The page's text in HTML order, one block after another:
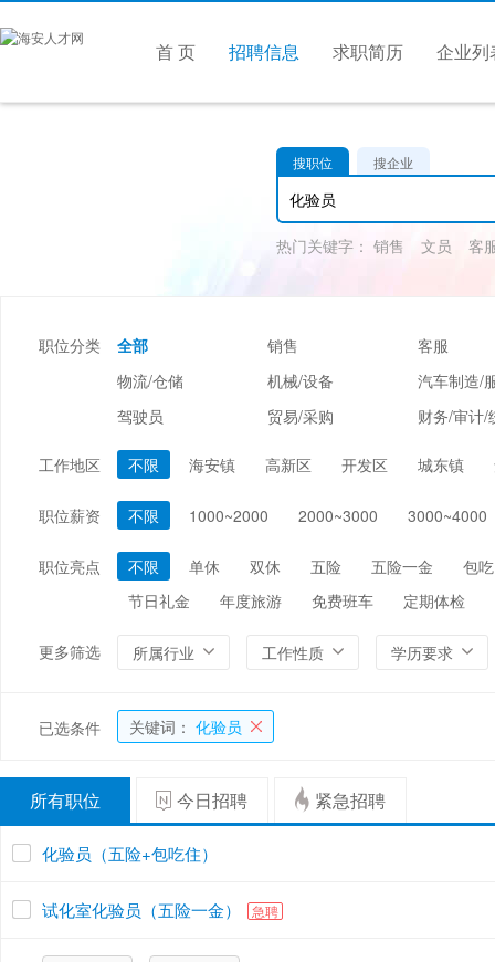
首 页 招聘信息 求职简历 企业列
搜职位 搜企业
热门关键字： 销售 文员 客
职位分类 全部 销售
客服
物流/仓储
机械/设备
汽车制造/
驾驶员
贸易/采购
财务/审计/
美容/美发
编辑/出版/印刷
金融/证券/投资
保险
能源/电力/矿产
化工 环保
工作地区 不限 海安镇 高新区 开发区 城东镇
职位薪资 不限 1000~2000 2000~3000 3000~4000
职位亮点 不限 单休 双休 五险 五险一金
包吃
节日礼金
年度旅游 免费班车 定期体检
更多筛选 所属行业 工作性质 学历要求
已选条件 关键词： 化验员
所有职位 今日招聘 紧急招聘
化验员（五险+包吃住）
试化室化验员（五险一金） 急聘